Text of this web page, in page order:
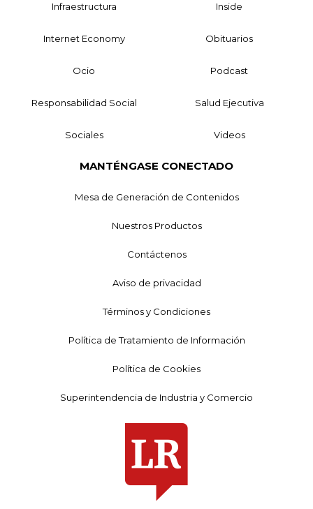
Infraestructura Inside
Internet Economy Obituarios
Ocio Podcast
Responsabilidad Social Salud Ejecutiva
Sociales Videos
MANTÉNGASE CONECTADO
Mesa de Generación de Contenidos
Nuestros Productos
Contáctenos
Aviso de privacidad
Términos y Condiciones
Política de Tratamiento de Información
Política de Cookies
Superintendencia de Industria y Comercio